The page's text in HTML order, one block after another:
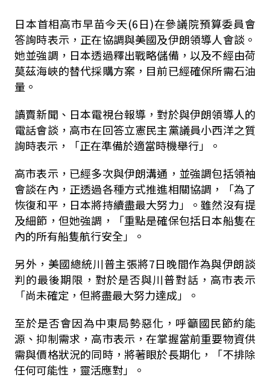
日本首相高市早苗今天(6日)在參議院預算委員會
答詢時表示，正在協調與美國及伊朗領導人會談。
她並強調，日本透過釋出戰略儲備，以及不經由荷
莫茲海峽的替代採購方案，目前已經確保所需石油
量。
讀賣新聞、日本電視台報導，對於與伊朗領導人的
電話會談，高市在回答立憲民主黨議員小西洋之質
詢時表示，「正在準備於適當時機舉行」。
高市表示，已經多次與伊朗溝通，並強調包括領袖
會談在內，正透過各種方式推進相關協調，「為了
恢復和平，日本將持續盡最大努力」。雖然沒有提
及細節，但她強調，「重點是確保包括日本船隻在
內的所有船隻航行安全」。
另外，美國總統川普主張將7日晚間作為與伊朗談
判的最後期限，對於是否與川普對話，高市表示
「尚未確定，但將盡最大努力達成」。
至於是否會因為中東局勢惡化，呼籲國民節約能
源、抑制需求，高市表示，在掌握當前重要物資供
需與價格狀況的同時，將著眼於長期化，「不排除
任何可能性，靈活應對」。